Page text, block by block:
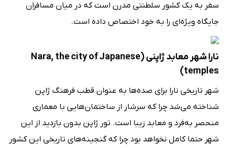
سفر به یک کشور سلطنتی مدرن است که در میان مسافران
جایگاه ویژه‌ای را به خود اختصاص داده است.
نارا شهر معابد ژاپنی (Nara, the city of Japanese
temples)
شهر تاریخی نارا برای صده‌ها به عنوان قطب فرهنگ ژاپن
شناخته می‌شد چرا که سرشار از ساختمان‌هایی با معماری
منحصر به‌فرد و معابد زیبا است. تور ژاپن بدون بازدید از این
شهر حتما کامل نخواهد بود چرا که گنجینه‌های تاریخی این کشور